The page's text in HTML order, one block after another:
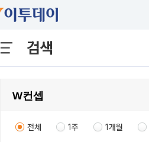
검색
전체 1주 1개월